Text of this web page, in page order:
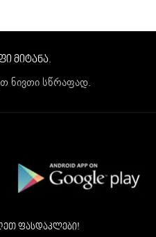
მიტანა.
ნივთი სწრაფად.
ფასდაკლები!